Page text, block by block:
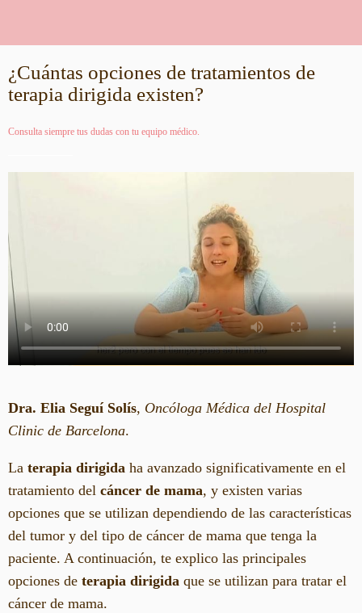
¿Cuántas opciones de tratamientos de
terapia dirigida existen?
Consulta siempre tus dudas con tu equipo médico.
Dra. Elia Seguí Solís, Oncóloga Médica del Hospital
Clinic de Barcelona.
La terapia dirigida ha avanzado significativamente en el
tratamiento del cáncer de mama, y existen varias
opciones que se utilizan dependiendo de las características
del tumor y del tipo de cáncer de mama que tenga la
paciente. A continuación, te explico las principales
opciones de terapia dirigida que se utilizan para tratar el
cáncer de mama.